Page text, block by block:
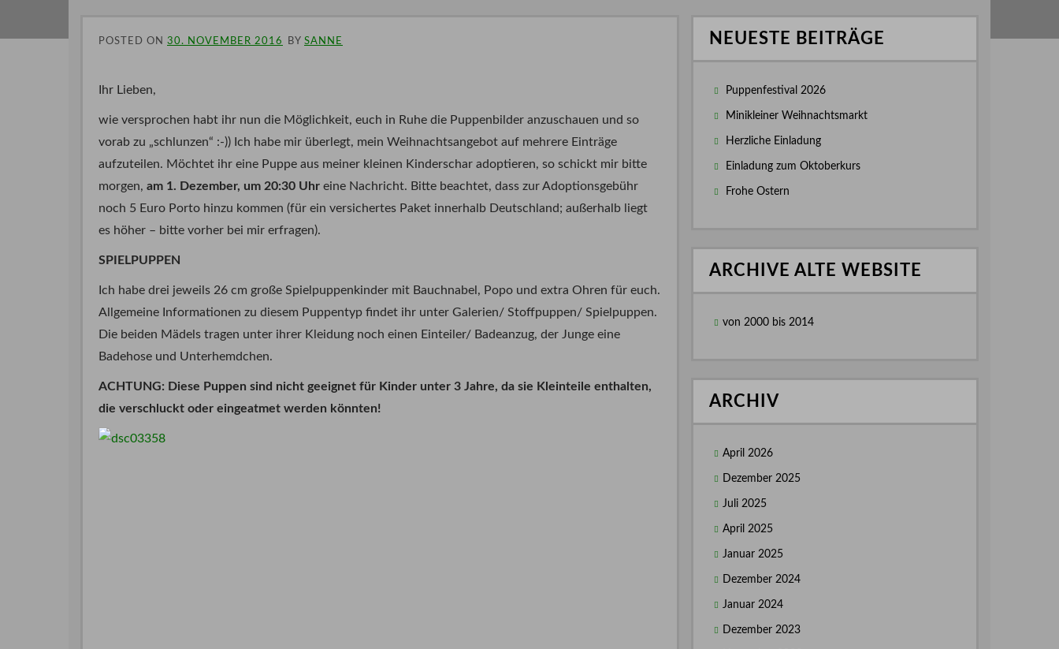
POSTED ON 30. NOVEMBER 2016 BY SANNE
Ihr Lieben,
wie versprochen habt ihr nun die Möglichkeit, euch in Ruhe die Puppenbilder anzuschauen und so
vorab zu „schlunzen“ :-)) Ich habe mir überlegt, mein Weihnachtsangebot auf mehrere Einträge
aufzuteilen. Möchtet ihr eine Puppe aus meiner kleinen Kinderschar adoptieren, so schickt mir bitte
morgen, am 1. Dezember, um 20:30 Uhr eine Nachricht. Bitte beachtet, dass zur Adoptionsgebühr
noch 5 Euro Porto hinzu kommen (für ein versichertes Paket innerhalb Deutschland; außerhalb liegt
es höher – bitte vorher bei mir erfragen).
SPIELPUPPEN
Ich habe drei jeweils 26 cm große Spielpuppenkinder mit Bauchnabel, Popo und extra Ohren für euch.
Allgemeine Informationen zu diesem Puppentyp findet ihr unter Galerien/ Stoffpuppen/ Spielpuppen.
Die beiden Mädels tragen unter ihrer Kleidung noch einen Einteiler/ Badeanzug, der Junge eine
Badehose und Unterhemdchen.
ACHTUNG: Diese Puppen sind nicht geeignet für Kinder unter 3 Jahre, da sie Kleinteile enthalten,
die verschluckt oder eingeatmet werden könnten!
NEUESTE BEITRÄGE
Puppenfestival 2026
Minikleiner Weihnachtsmarkt
Herzliche Einladung
Einladung zum Oktoberkurs
Frohe Ostern
ARCHIVE ALTE WEBSITE
von 2000 bis 2014
ARCHIV
April 2026
Dezember 2025
Juli 2025
April 2025
Januar 2025
Dezember 2024
Januar 2024
Dezember 2023